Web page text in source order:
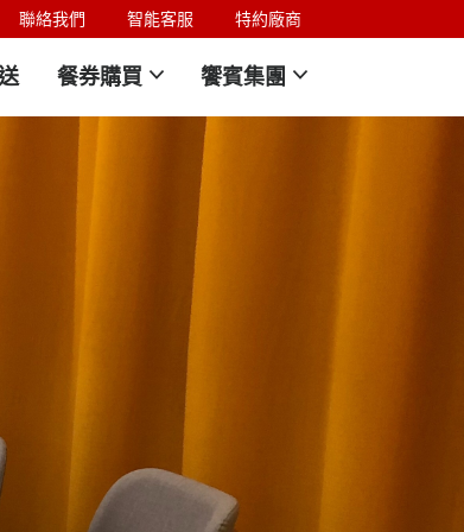
聯絡我們 智能客服 特約廠商
餐券購買 饗賓集團